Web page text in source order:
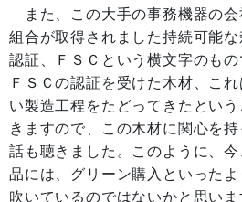
また、この大手の事務機器の会
組合が取得されました持続可能
認証、ＦＳＣという横文字のも
ＦＳＣの認証を受けた木材、こ
い製造工程をたどってきたとい
きますので、この木材に関心を
話も聴きました。このように、
品には、グリーン購入といった
吹いているのではないかと思い